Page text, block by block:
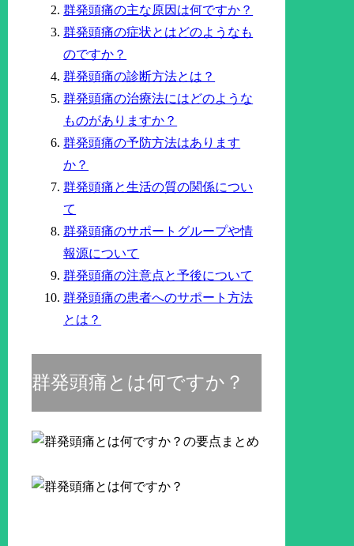
群発頭痛の主な原因は何ですか？
群発頭痛の症状とはどのようなも
のですか？
群発頭痛の診断方法とは？
群発頭痛の治療法にはどのような
ものがありますか？
群発頭痛の予防方法はあります
か？
群発頭痛と生活の質の関係につい
て
群発頭痛のサポートグループや情
報源について
群発頭痛の注意点と予後について
群発頭痛の患者へのサポート方法
とは？
群発頭痛とは何ですか？